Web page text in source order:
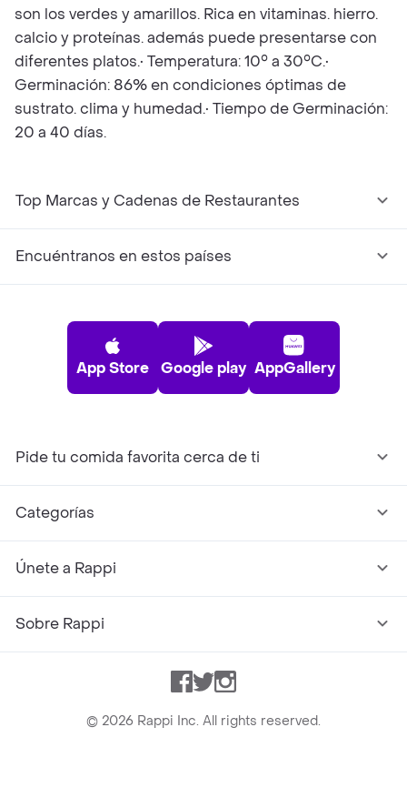
son los verdes y amarillos. Rica en vitaminas. hierro.
calcio y proteínas. además puede presentarse con
diferentes platos.• Temperatura: 10° a 30°C.•
Germinación: 86% en condiciones óptimas de
sustrato. clima y humedad.• Tiempo de Germinación:
20 a 40 días.
Top Marcas y Cadenas de Restaurantes
Encuéntranos en estos países
App Store Google play AppGallery
Pide tu comida favorita cerca de ti
Categorías
Únete a Rappi
Sobre Rappi
Facebook
TwitterInstagram
© 2026 Rappi Inc. All rights reserved.